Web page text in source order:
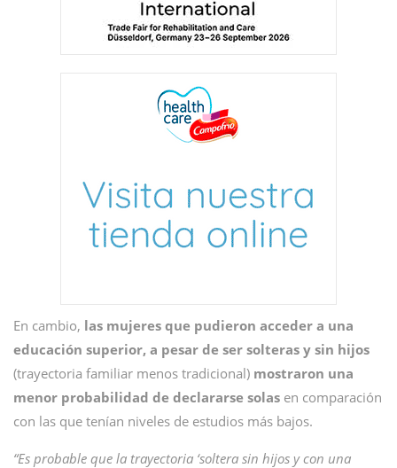
En cambio, las mujeres que pudieron acceder a una
educación superior, a pesar de ser solteras y sin hijos
(trayectoria familiar menos tradicional) mostraron una
menor probabilidad de declararse solas en comparación
con las que tenían niveles de estudios más bajos.
“Es probable que la trayectoria ‘soltera sin hijos y con una